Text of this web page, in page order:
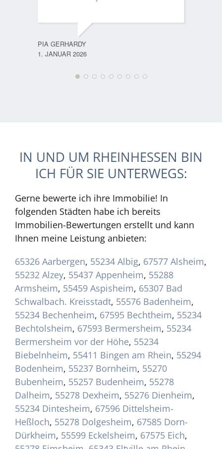
PIA GERHARDY
1. JANUAR 2026
IN UND UM RHEINHESSEN BIN
ICH FÜR SIE UNTERWEGS:
Gerne bewerte ich ihre Immobilie! In
folgenden Städten habe ich bereits
Immobilien-Bewertungen erstellt und kann
Ihnen meine Leistung anbieten:
65326 Aarbergen, 55234 Albig, 67577 Alsheim,
55232 Alzey, 55437 Appenheim, 55288
Armsheim, 55459 Aspisheim, 65307 Bad
Schwalbach. Kreisstadt, 55576 Badenheim,
55234 Bechenheim, 67595 Bechtheim, 55234
Bechtolsheim, 67593 Bermersheim, 55234
Bermersheim vor der Höhe, 55234
Biebelnheim, 55411 Bingen am Rhein, 55294
Bodenheim, 55237 Bornheim, 55270
Bubenheim, 55257 Budenheim, 55278
Dalheim, 55278 Dexheim, 55276 Dienheim,
55234 Dintesheim, 67596 Dittelsheim-
Heßloch, 55278 Dolgesheim, 67585 Dorn-
Dürkheim, 55599 Eckelsheim, 67575 Eich,